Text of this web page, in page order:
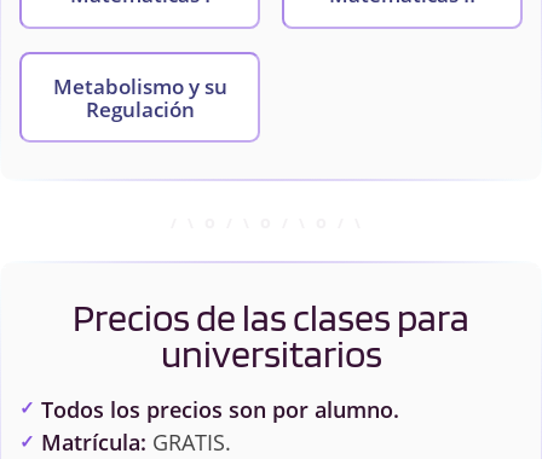
Metabolismo y su
Regulación
Precios de las clases para
universitarios
Todos los precios son por alumno.
Matrícula: GRATIS.